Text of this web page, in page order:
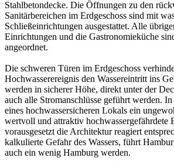
Stahlbetondecke. Die Öffnungen zu den
Sanitärbereichen im Erdgeschoss sind mit
Schließeinrichtungen ausgestattet. Alle
Einrichtungen und die Gastronomieküche
angeordnet.
Die schweren Türen im Erdgeschoss
Hochwasserereignis den Wassereintritt ins
werden in sicherer Höhe, direkt unter der
auch alle Stromanschlüsse geführt werden.
eines hochwassersicheren Lokals ein
wertvoll und attraktiv hochwassergefährdete
vorausgesetzt die Architektur reagiert
kalkulierte Gefahr des Wassers, führt
auch ein wenig Hamburg werden.